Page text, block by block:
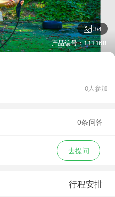
3/4
产品编号：111168
0人参加
0条问答
去提问
行程安排